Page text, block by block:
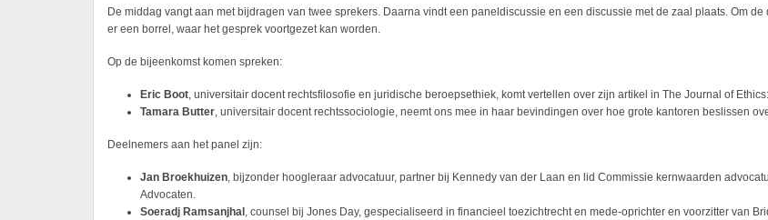
De middag vangt aan met bijdragen van twee sprekers. Daarna vindt een paneldiscussie en een discussie met de zaal plaats. Om de
er een borrel, waar het gesprek voortgezet kan worden.
Op de bijeenkomst komen spreken:
Eric Boot, universitair docent rechtsfilosofie en juridische beroepsethiek, komt vertellen over zijn artikel in The Journal of
Tamara Butter, universitair docent rechtssociologie, neemt ons mee in haar bevindingen over hoe grote kantoren beslissen
Deelnemers aan het panel zijn:
Jan Broekhuizen, bijzonder hoogleraar advocatuur, partner bij Kennedy van der Laan en lid Commissie kernwaarden
Advocaten.
Soeradj Ramsanjhal , counsel bij Jones Day, gespecialiseerd in financieel toezichtrecht en mede-oprichter en voorzitter van